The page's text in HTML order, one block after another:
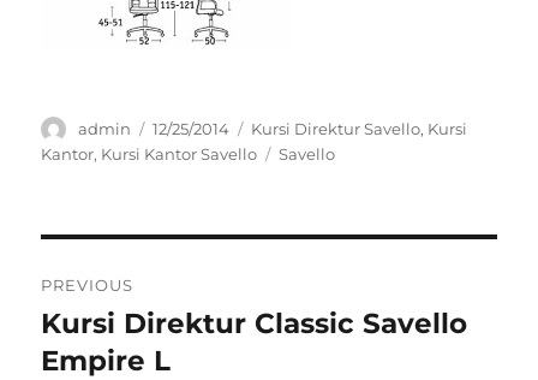
Author
admin
Posted
on
12/25/2014 Categories
Kursi Direktur Savello, Kursi
Kantor, Kursi Kantor Savello Tags
Savello
navigation
PREVIOUS
Previous
post:
Kursi Direktur Classic Savello
Empire L